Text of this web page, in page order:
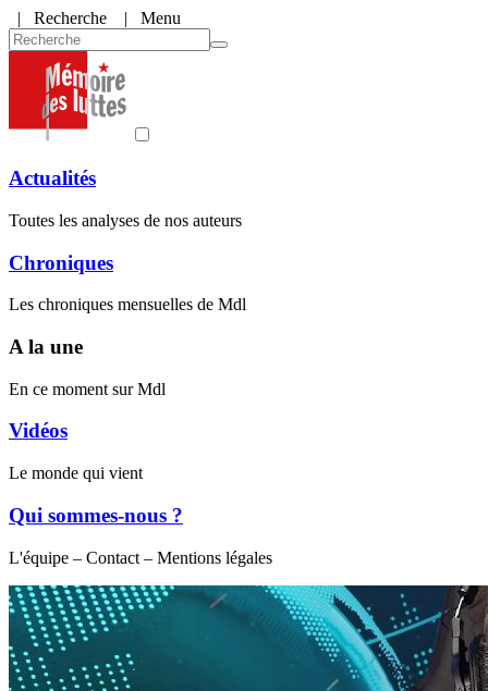
| Recherche | Menu
Actualités
Toutes les analyses de nos auteurs
Chroniques
Les chroniques mensuelles de Mdl
A la une
En ce moment sur Mdl
Vidéos
Le monde qui vient
Qui sommes-nous ?
L'équipe – Contact – Mentions légales